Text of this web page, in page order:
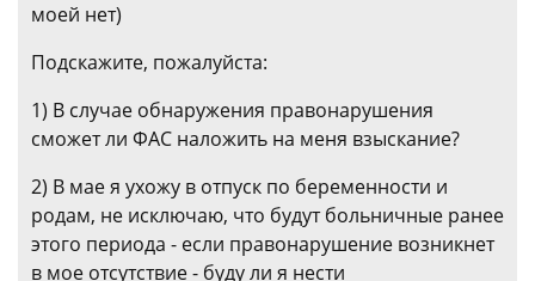
моей нет)
Подскажите, пожалуйста:
1) В случае обнаружения правонарушения
сможет ли ФАС наложить на меня взыскание?
2) В мае я ухожу в отпуск по беременности и
родам, не исключаю, что будут больничные ранее
этого периода - если правонарушение возникнет
в мое отсутствие - буду ли я нести